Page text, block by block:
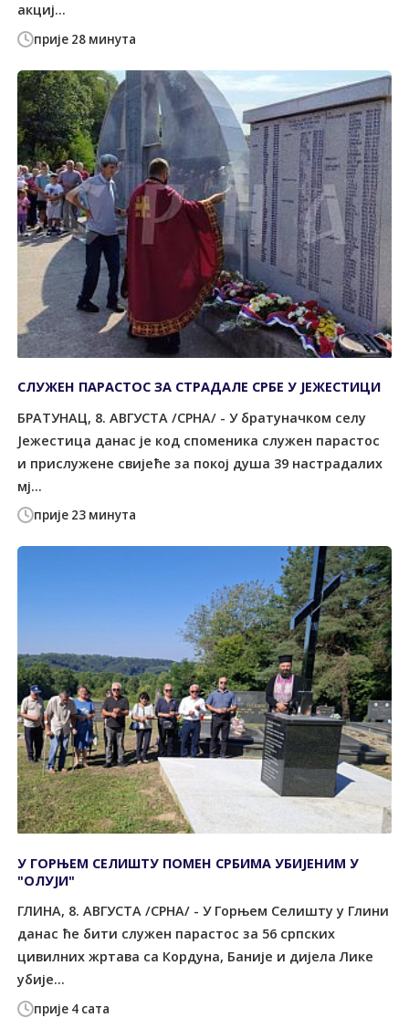
прије 28 минута
акциј...
прије 23 минута
СЛУЖЕН ПАРАСТОС ЗА СТРАДАЛЕ СРБЕ У ЈЕЖЕСТИЦИ
БРАТУНАЦ, 8. АВГУСТА /СРНА/ - У братуначком селу
Јежестица данас је код споменика служен парастос
и прислужене свијеће за покој душа 39 настрадалих
мј...
прије 4 сата
У ГОРЊЕМ СЕЛИШTУ ПОМЕН СРБИМА УБИЈЕНИМ У
"ОЛУЈИ"
ГЛИНА, 8. АВГУСTА /СРНА/ - У Горњем Селишту у Глини
данас ће бити служен парастос за 56 српских
цивилних жртава са Кордуна, Баније и дијела Лике
убије...